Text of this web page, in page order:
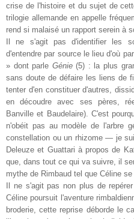
crise de l'histoire et du sujet de
trilogie allemande en appelle
rend si malaisé un rapport serein à
Il ne s'agit pas d'identifier les
d'entendre par source le lieu d'où
» dont parle Génie(5) : la plus
sans doute de défaire les liens de
tenter d'en constituer d'autres,
en découdre avec ses pères,
Banville et Baudelaire). C'est
n'obéit pas au modèle de l'arbre
constellation ou un rhizome — je
Deleuze et Guattari à propos de
que, dans tout ce qui va suivre, il
mythe de Rimbaud tel que Céline se
Il ne s'agit pas non plus de
Céline poursuit l'aventure
broderie, cette reprise déborde le